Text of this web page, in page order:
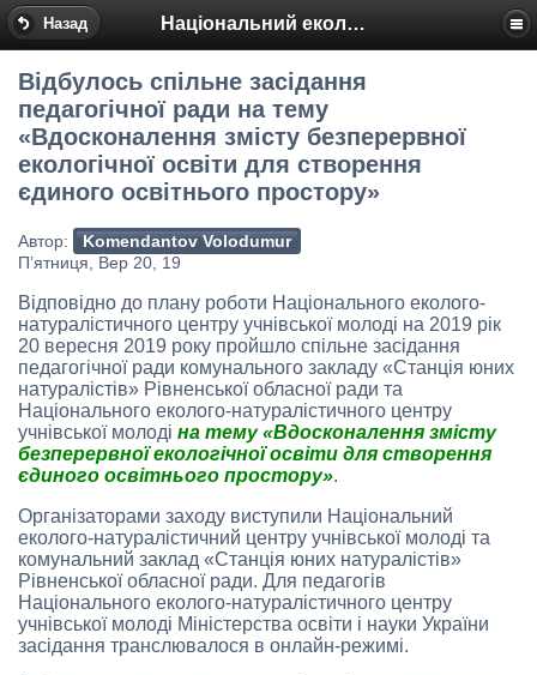
Назад Національний еколого-натуралістичний центр
Відбулось спільне засідання
педагогічної ради на тему
«Вдосконалення змісту безперервної
екологічної освіти для створення
єдиного освітнього простору»
Автор:
Komendantov Volodumur
П’ятниця, Вер 20, 19
Відповідно до плану роботи Національного еколого-
натуралістичного центру учнівської молоді на 2019 рік
20 вересня 2019 року пройшло спільне засідання
педагогічної ради комунального закладу «Станція юних
натуралістів» Рівненської обласної ради та
Національного еколого-натуралістичного центру
учнівської молоді на тему «Вдосконалення змісту
безперервної екологічної освіти для створення
єдиного освітнього простору».
Організаторами заходу виступили Національний
еколого-натуралістичний центру учнівської молоді та
комунальний заклад «Станція юних натуралістів»
Рівненської обласної ради. Для педагогів
Національного еколого-натуралістичного центру
учнівської молоді Міністерства освіти і науки України
засідання транслювалося в онлайн-режимі.